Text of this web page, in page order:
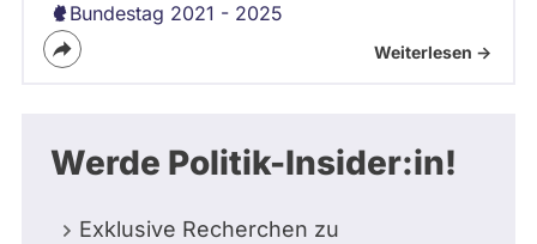
Bundestag 2021 - 2025
Weiterlesen ->
Werde Politik-Insider:in!
Exklusive Recherchen zu